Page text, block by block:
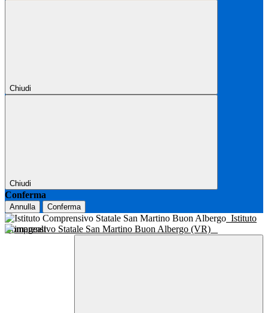
Chiudi
Chiudi
Conferma
Annulla Conferma
Istituto
Comprensivo Statale San Martino Buon Albergo (VR)